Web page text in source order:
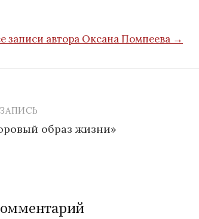
записи автора Оксана Помпеева →
образ жизни»